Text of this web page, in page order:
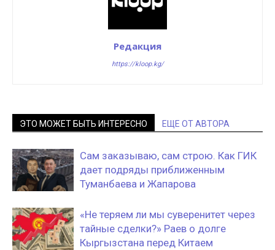
Редакция
https://kloop.kg/
ЭТО МОЖЕТ БЫТЬ ИНТЕРЕСНО ЕЩЕ ОТ АВТОРА
Сам заказываю, сам строю. Как ГИК
дает подряды приближенным
Туманбаева и Жапарова
«Не теряем ли мы суверенитет через
тайные сделки?» Раев о долге
Кыргызстана перед Китаем